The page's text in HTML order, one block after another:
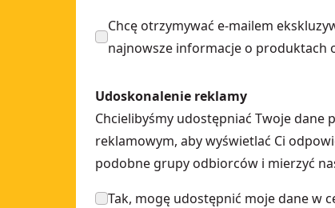
Chcę otrzymywać e-mailem
najnowsze informacje o produktach
Udoskonalenie reklamy
Chcielibyśmy udostępniać Twoje dane
reklamowym, aby wyświetlać Ci
podobne grupy odbiorców i mierzyć
Tak, mogę udostępnić moje dane w